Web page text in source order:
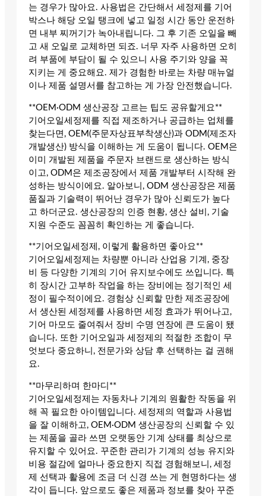
는 경우가 많아요. 사용법은 간단해서 세정제를 기어
박스나 해당 오일 탱크에 넣고 일정 시간 동안 운전하
면 내부 찌꺼기가 녹아내립니다. 그 후 기존 오일을 빼
고 새 오일로 교체하면 되죠. 너무 자주 사용하면 오히
려 부품에 부담이 될 수 있으니 사용 주기와 양을 꼭
지키는 게 중요해요. 제가 경험한 바로는 차량 매뉴얼
이나 제품 설명서를 참고하는 게 가장 안전했습니다.
**OEM·ODM 생산공장 고르는 팁도 공유할게요**
기어오일세정제를 직접 제조하거나 공급하는 업체를
찾는다면, OEM(주문자상표부착생산)과 ODM(제조자
개발생산) 방식을 이해하는 게 도움이 됩니다. OEM은
이미 개발된 제품을 주문자 브랜드로 생산하는 방식
이고, ODM은 제조공장에서 제품 개발부터 시작해 완
성하는 방식이에요. 알아보니, ODM 생산공장은 제품
품질과 기술력이 뛰어난 경우가 많아 신뢰도가 높다
고 하더군요. 생산공장의 인증 현황, 생산 설비, 기술
지원 수준도 꼼꼼히 확인하는 게 좋습니다.
**기어오일세정제, 이렇게 활용하면 좋아요**
기어오일세정제는 차량뿐 아니라 산업용 기계, 중장
비 등 다양한 기계의 기어 유지보수에도 쓰입니다. 특
히 장시간 고부하 작업을 하는 장비에는 정기적인 세
정이 필수적이에요. 경험상 신뢰할 만한 제조공장에
서 생산된 세정제를 사용하면 세정 효과가 뛰어나고,
기어 마모도 줄여줘서 장비 수명 연장에 큰 도움이 됐
습니다. 또한 기어오일과 세정제의 적절한 조합이 무
엇보다 중요하니, 전문가와 상담 후 선택하는 걸 권해
요.
**마무리하며 한마디**
기어오일세정제는 자동차나 기계의 원활한 작동을 위
해 꼭 필요한 아이템입니다. 세정제의 역할과 사용법
을 잘 이해하고, OEM·ODM 생산공장의 신뢰할 수 있
는 제품을 골라 쓰면 오랫동안 기계 상태를 최상으로
유지할 수 있어요. 꾸준한 관리가 기계의 성능 유지와
비용 절감에 얼마나 중요한지 직접 경험해보니, 세정
제 선택과 활용에 조금 더 신경 쓰는 게 현명하다는 생
각이 듭니다. 앞으로도 좋은 제품과 정보를 찾아 꾸준